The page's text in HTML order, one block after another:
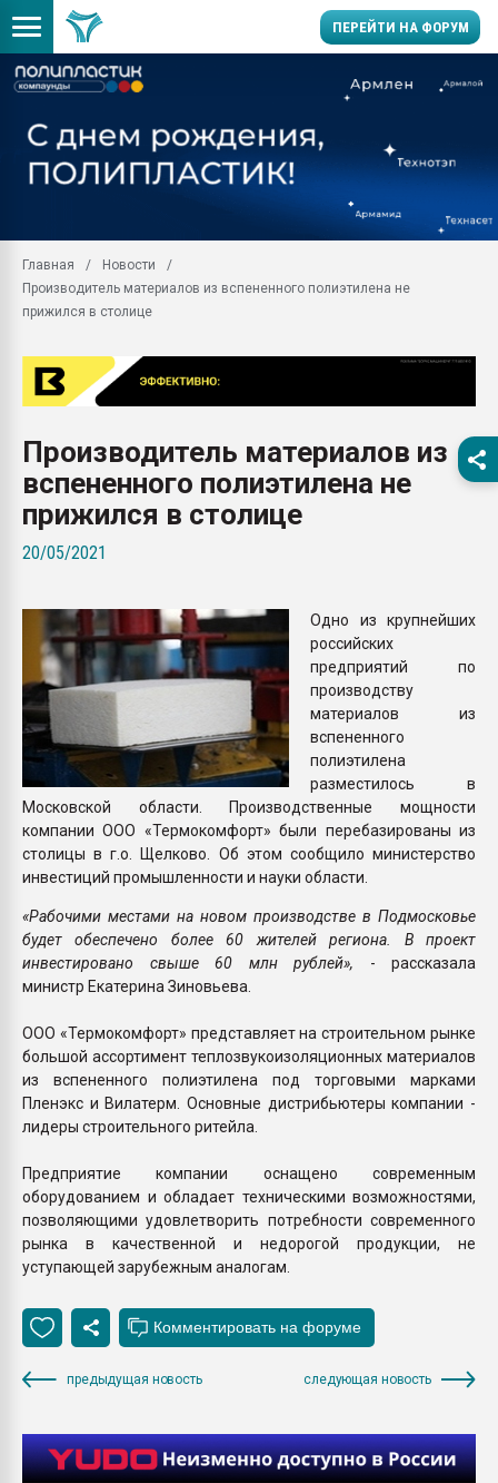
ПЕРЕЙТИ НА ФОРУМ
заводу пластмасс"
первый план в
28.07.2026
ситуацией на
Главная
Новости
Производитель материалов из вспененного полиэтилена не
прижился в столице
Производитель материалов из
вспененного полиэтилена не
прижился в столице
20/05/2021
Одно из крупнейших
российских
предприятий по
производству
материалов из
вспененного
полиэтилена
разместилось в
Московской области. Производственные мощности
компании ООО «Термокомфорт» были перебазированы из
столицы в г.о. Щелково. Об этом сообщило министерство
инвестиций промышленности и науки области.
«Рабочими местами на новом производстве в Подмосковье
будет обеспечено более 60 жителей региона. В проект
инвестировано свыше 60 млн рублей», - рассказала
министр Екатерина Зиновьева.
ООО «Термокомфорт» представляет на строительном рынке
большой ассортимент теплозвукоизоляционных материалов
из вспененного полиэтилена под торговыми марками
Пленэкс и Вилатерм. Основные дистрибьютеры компании -
лидеры строительного ритейла.
Предприятие компании оснащено современным
оборудованием и обладает техническими возможностями,
позволяющими удовлетворить потребности современного
рынка в качественной и недорогой продукции, не
уступающей зарубежным аналогам.
предыдущая новость следующая новость